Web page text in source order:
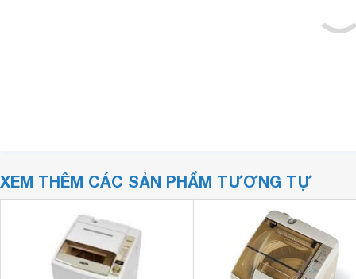
XEM THÊM CÁC SẢN PHẨM TƯƠNG TỰ